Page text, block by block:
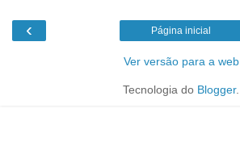
‹ Página inicial
Ver versão para a web
Tecnologia do Blogger.